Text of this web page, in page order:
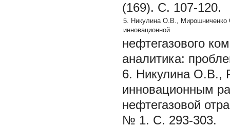
(169). С. 107-120.
5. Никулина О.В., Мирошниченко
инновационной
нефтегазового
аналитика:
6. Никулина О.В.,
инновационным
нефтегазовой
№ 1. С. 293-303.